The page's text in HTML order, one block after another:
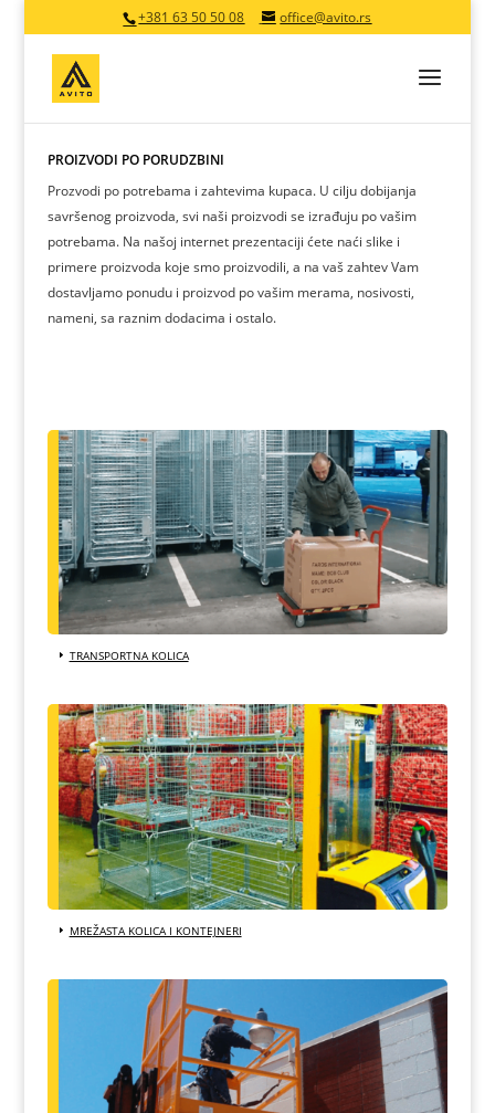
+381 63 50 50 08 office@avito.rs
PROIZVODI PO PORUDŽBINI
Prozvodi po potrebama i zahtevima kupaca. U cilju dobijanja
savršenog proizvoda, svi naši proizvodi se izrađuju po vašim
potrebama. Na našoj internet prezentaciji ćete naći slike i
primere proizvoda koje smo proizvodili, a na vaš zahtev Vam
dostavljamo ponudu i proizvod po vašim merama, nosivosti,
nameni, sa raznim dodacima i ostalo.
TRANSPORTNA KOLICA
MREŽASTA KOLICA I KONTEJNERI